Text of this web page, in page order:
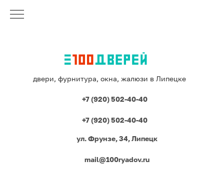
двери, фурнитура, окна, жалюзи в Липецке
+7 (920) 502-40-40
+7 (920) 502-40-40
ул. Фрунзе, 34, Липецк
mail@100ryadov.ru